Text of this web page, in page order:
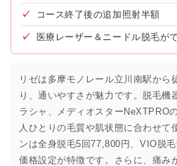
✓ コース終了後の追加照射半額
✓ 医療レーザー＆ニードル脱毛が
リゼは多摩モノレール立川南駅から
り、通いやすさが魅力です。脱毛機
ラシャ、メディオスターNeXTPRO
人ひとりの毛質や肌状態に合わせて
ンは全身脱毛5回77,800円、VIO脱
価格設定が特徴です。さらに、痛み